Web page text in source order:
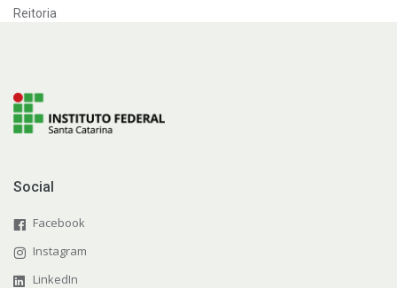
Reitoria
Social
Facebook
Instagram
LinkedIn